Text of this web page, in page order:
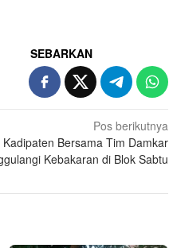
SEBARKAN
Pos berikutnya
Bersama Tim Damkar
Kebakaran di Blok Sabtu